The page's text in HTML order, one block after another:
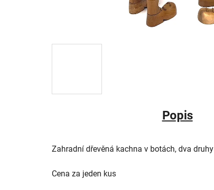
Popis
Zahradní dřevěná kachna v botách, dva druhy
Cena za jeden kus